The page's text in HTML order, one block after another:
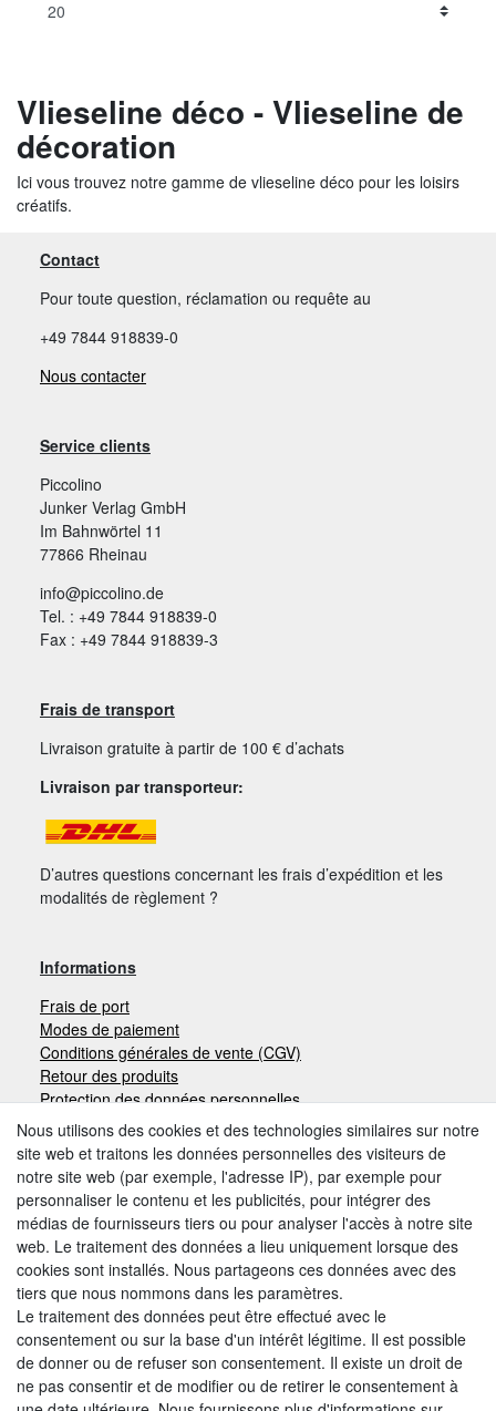
Vlieseline déco - Vlieseline de
décoration
Ici vous trouvez notre gamme de vlieseline déco pour les loisirs
créatifs.
Contact
Pour toute question, réclamation ou requête au
+49 7844 918839-0
Nous contacter
Service clients
Piccolino
Junker Verlag GmbH
Im Bahnwörtel 11
77866 Rheinau
info@piccolino.de
Tel. : +49 7844 918839-0
Fax : +49 7844 918839-3
Frais de transport
Livraison gratuite à partir de 100 € d’achats
Livraison par transporteur:
D’autres questions concernant les frais d’expédition et les
modalités de règlement ?
Informations
Frais de port
Modes de paiement
Conditions générales de vente (CGV)
Retour des produits
Protection des données personnelles
Mentions légales
Moyens de paiement
Autres modes de paiement:
Paiement à réception de facture
Paiement anticipé
Nous utilisons des cookies et des technologies similaires sur notre
site web et traitons les données personnelles des visiteurs de
notre site web (par exemple, l'adresse IP), par exemple pour
personnaliser le contenu et les publicités, pour intégrer des
médias de fournisseurs tiers ou pour analyser l'accès à notre site
web. Le traitement des données a lieu uniquement lorsque des
cookies sont installés. Nous partageons ces données avec des
tiers que nous nommons dans les paramètres.
Le traitement des données peut être effectué avec le
consentement ou sur la base d'un intérêt légitime. Il est possible
de donner ou de refuser son consentement. Il existe un droit de
ne pas consentir et de modifier ou de retirer le consentement à